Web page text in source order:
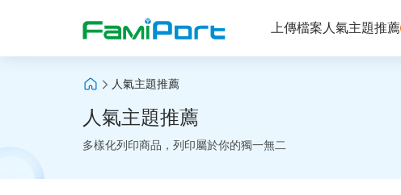
上傳檔案 人氣主題推薦
人氣主題推薦
人氣主題推薦
多樣化列印商品，列印屬於你的獨一無二